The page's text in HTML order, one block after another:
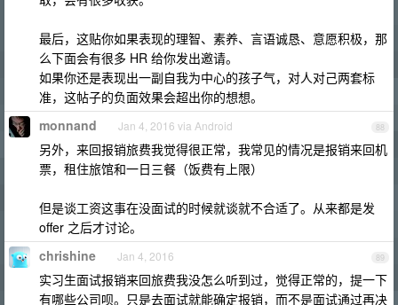
最后，这贴你如果表现的理智、素养、言语诚恳、意愿积极，那
么下面会有很多 HR 给你发出邀请。
如果你还是表现出一副自我为中心的孩子气，对人对己两套标
准，这帖子的负面效果会超出你的想想。
88
monnand Jan 4, 2016 via Android
另外，来回报销旅费我觉得很正常，我常见的情况是报销来回机
票，租住旅馆和一日三餐（饭费有上限）
但是谈工资这事在没面试的时候就谈就不合适了。从来都是发
offer 之后才讨论。
89
chrishine Jan 4, 2016
实习生面试报销来回旅费我没怎么听到过，觉得正常的，提一下
有哪些公司呗。只是去面试就能确定报销，而不是面试通过再决